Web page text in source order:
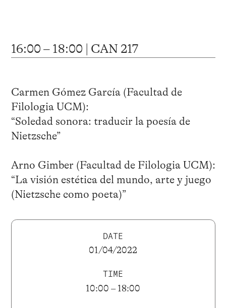
16:00 – 18:00 | CAN 217
Carmen Gómez García (Facultad de
Filologia UCM):
“Soledad sonora: traducir la poesía de
Nietzsche”
Arno Gimber (Facultad de Filologia UCM):
“La visión estética del mundo, arte y juego
(Nietzsche como poeta)”
DATE
01/04/2022
TIME
10:00 – 18:00